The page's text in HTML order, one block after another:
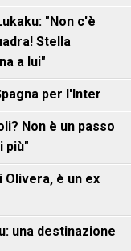
"Non c'è
Stella
a lui"
per l'Inter
Non è un passo
più"
Olivera, è un ex
una destinazione